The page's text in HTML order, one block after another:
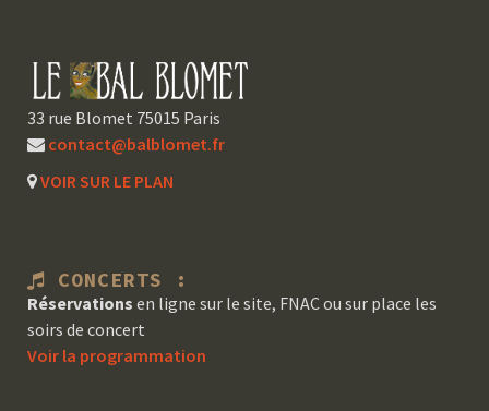
33 rue Blomet 75015 Paris
contact@balblomet.fr
VOIR SUR LE PLAN
CONCERTS :
Réservations en ligne sur le site, FNAC ou sur place les
soirs de concert
Voir la programmation